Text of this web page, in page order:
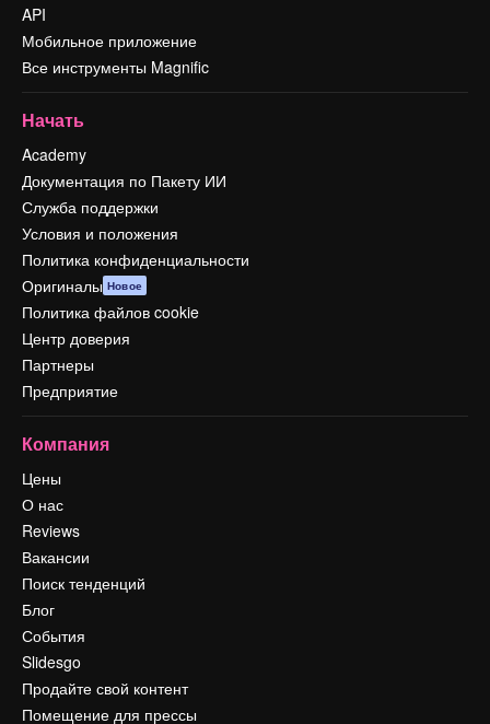
API
Мобильное приложение
Все инструменты Magnific
Начать
Academy
Документация по Пакету ИИ
Служба поддержки
Условия и положения
Политика конфиденциальности
Оригиналы Новое
Политика файлов cookie
Центр доверия
Партнеры
Предприятие
Компания
Цены
О нас
Reviews
Вакансии
Поиск тенденций
Блог
События
Slidesgo
Продайте свой контент
Помещение для прессы